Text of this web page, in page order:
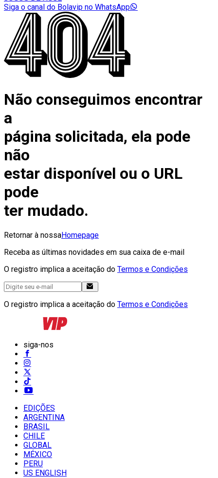
Siga o canal do Bolavip no WhatsApp
Não conseguimos encontrar
a
página solicitada, ela pode
não
estar disponível ou o URL
pode
ter mudado.
Retornar à nossaHomepage
Receba as últimas novidades em sua caixa de e-mail
O registro implica a aceitação do Termos e Condições
O registro implica a aceitação do Termos e Condições
siga-nos
EDIÇÕES
ARGENTINA
BRASIL
CHILE
GLOBAL
MÉXICO
PERU
US ENGLISH